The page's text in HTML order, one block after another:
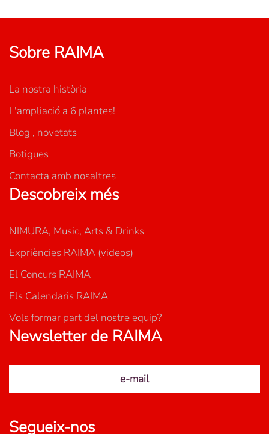
Sobre RAIMA
La nostra història
L'ampliació a 6 plantes!
Blog , novetats
Botigues
Contacta amb nosaltres
Descobreix més
NIMURA, Music, Arts & Drinks
Expriències RAIMA (videos)
El Concurs RAIMA
Els Calendaris RAIMA
Vols formar part del nostre equip?
Newsletter de RAIMA
e-mail
Segueix-nos